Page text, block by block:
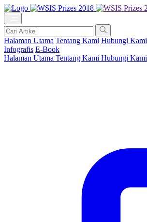
Halaman Utama Tentang Kami Hubungi Kami
Infografis E-Book
Halaman Utama Tentang Kami Hubungi Kami